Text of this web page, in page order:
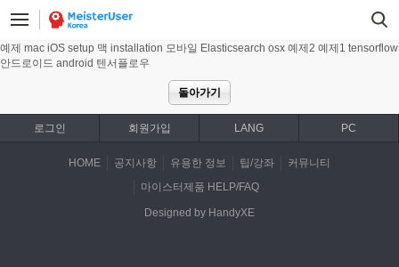
예제 mac iOS setup 맥 installation 모바일 Elasticsearch osx 예제2 예제1 tensorflow
안드로이드 android 텐서플로우
돌아가기
로그인 회원가입 LANG PC
HOME 공지사항 유용한 정보 팁/강좌
커뮤니티
마이스터제품 HELP/FAQ
Designed by HandyXE